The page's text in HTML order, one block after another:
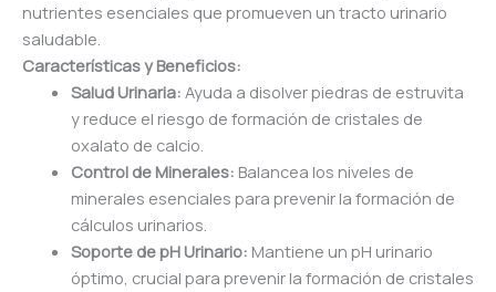
nutrientes esenciales que promueven un tracto urinario
saludable.
Características y Beneficios:
Salud Urinaria: Ayuda a disolver piedras de estruvita
y reduce el riesgo de formación de cristales de
oxalato de calcio.
Control de Minerales: Balancea los niveles de
minerales esenciales para prevenir la formación de
cálculos urinarios.
Soporte de pH Urinario: Mantiene un pH urinario
óptimo, crucial para prevenir la formación de cristales